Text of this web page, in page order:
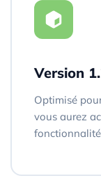
Version
Optimisé
vous aurez